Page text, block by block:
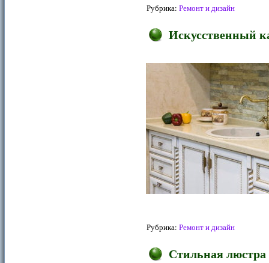
Рубрика: Ремонт и дизайн
Искусственный
Рубрика: Ремонт и дизайн
Стильная люстра